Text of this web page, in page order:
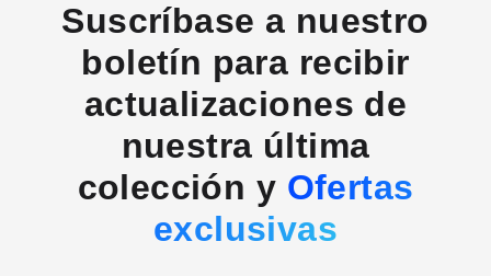
Suscríbase a nuestro
boletín para recibir
actualizaciones de
nuestra última
colección y Ofertas
exclusivas